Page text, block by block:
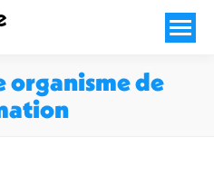
organisme de